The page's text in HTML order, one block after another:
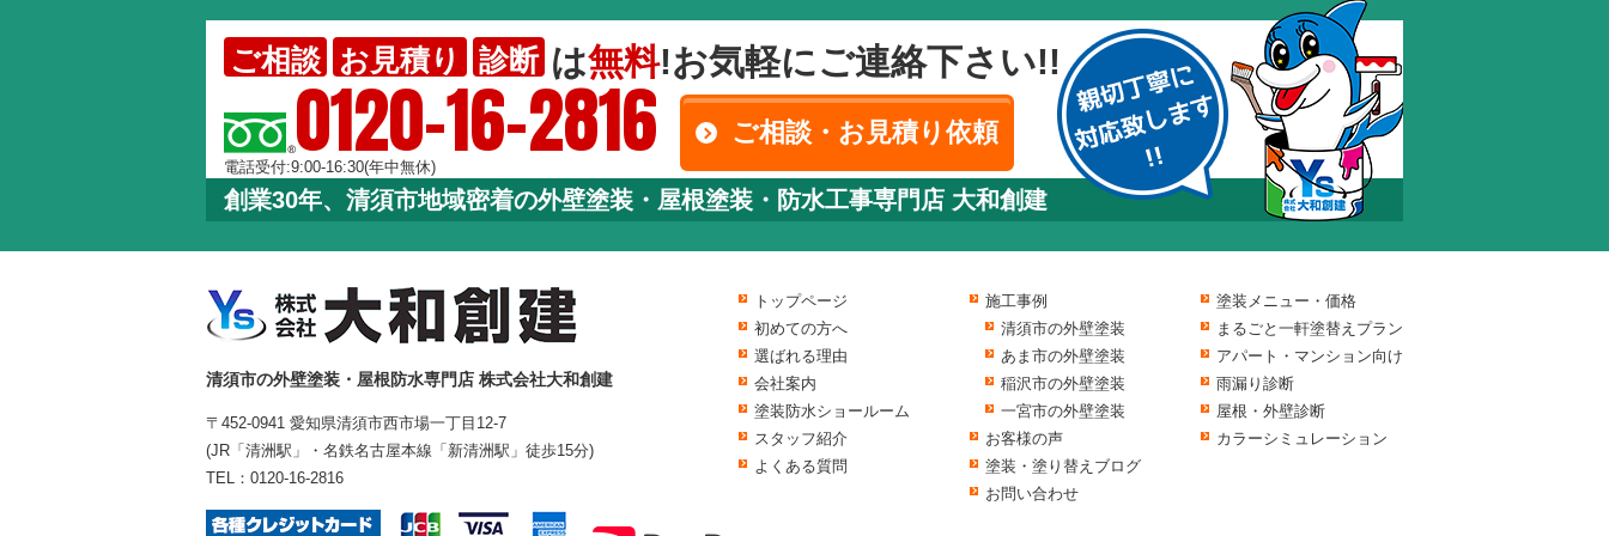
ご相談 お見積り 診断 は無料!お気軽にご連絡下さい!!
0120-16-2816
電話受付:9:00-16:30(年中無休)
ご相談・お見積り依頼
創業30年、清須市地域密着の外壁塗装・屋根塗装・防水工事専門店 大和創建
清須市の外壁塗装・屋根防水専門店 株式会社大和創建
〒452-0941 愛知県清須市西市場一丁目12-7
(JR「清洲駅」・名鉄名古屋本線「新清洲駅」徒歩15分)
TEL： 0120-16-2816
トップページ
初めての方へ
選ばれる理由
会社案内
塗装防水ショールーム
スタッフ紹介
よくある質問
施工事例
清須市の外壁塗装
あま市の外壁塗装
稲沢市の外壁塗装
一宮市の外壁塗装
お客様の声
塗装・塗り替えブログ
お問い合わせ
塗装メニュー・価格
まるごと一軒塗替えプラン
アパート・マンション向け
雨漏り診断
屋根・外壁診断
カラーシミュレーション